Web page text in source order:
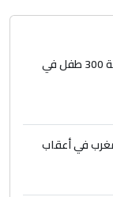
عريقة
سل
4
يسقط
عريقة
اليونيسف توثق استشهاد قرابة 300 طفل في
في أعقاب